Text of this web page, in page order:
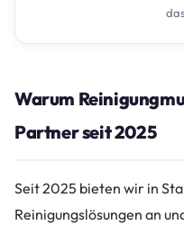
Warum
Partner seit 2025
Seit 2025 bieten wir in
Reinigungslösungen an